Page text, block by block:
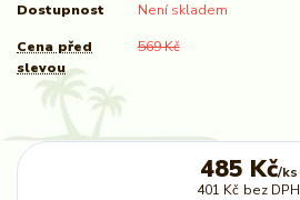
Dostupnost Není skladem
Cena před
slevou
569 Kč
485 Kč/ks
401 Kč bez DPH